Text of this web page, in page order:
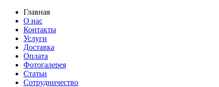
Главная
О нас
Контакты
Услуги
Доставка
Оплата
Фотогалерея
Статьи
Сотрудничество